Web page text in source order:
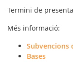
Termini de
Més informació:
Subvencions
Bases